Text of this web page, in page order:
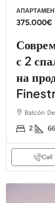
375.000€
с 2
на
Balcón
2 66
Call